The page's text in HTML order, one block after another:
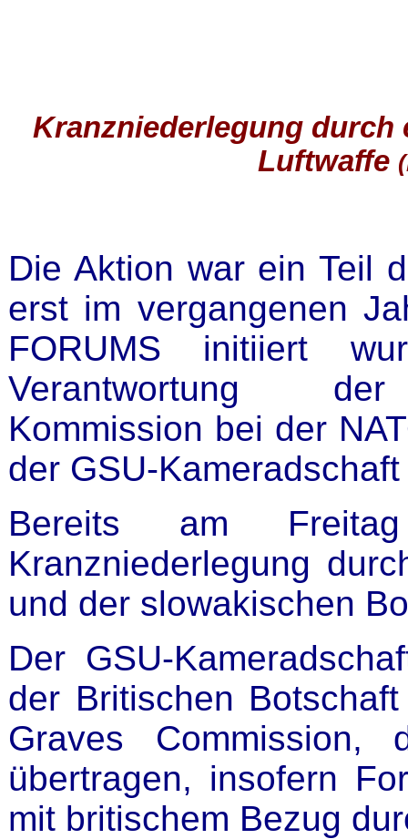
Kranzniederlegung durch
Luftwaffe
Die Aktion war ein Teil
erst im vergangenen
FORUMS initiiert
Verantwortung der
Kommission bei der
der GSU-
Bereits am
Kranzniederlegung
und der slowakischen
Der GSU-
der Britischen
Graves Commission,
übertragen, insofern
mit britischem Bezug